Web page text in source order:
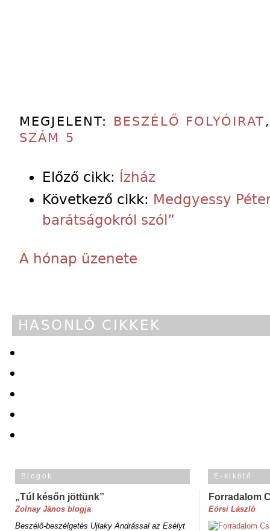
MEGJELENT: BESZÉLŐ FOLYÓIRAT
SZÁM 5
Előző cikk: Ízház
Következő cikk: Medgyessy
barátságokról szól”
A hónap üzenete
HASONLÓ CIKKEK
Blogok
„Túl későn jöttünk”
Zolnay János blogja
Beszélő-beszélgetés Ujlaky Andrással az Esélyt
E-kikötő
Forradalom
Eörsi László